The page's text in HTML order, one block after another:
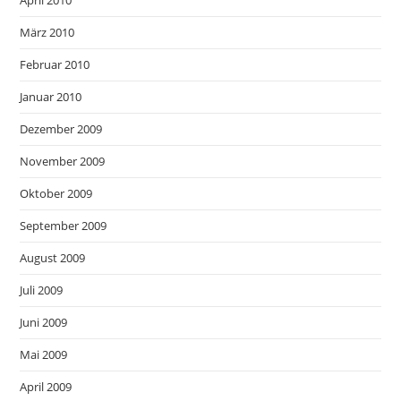
März 2010
Februar 2010
Januar 2010
Dezember 2009
November 2009
Oktober 2009
September 2009
August 2009
Juli 2009
Juni 2009
Mai 2009
April 2009